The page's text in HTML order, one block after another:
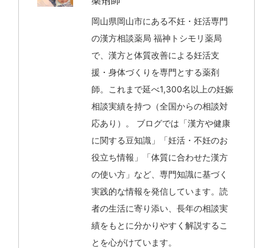
岡山県岡山市にある不妊・妊活専門
の漢方相談薬局 福神トシモリ薬局
で、漢方と体質改善による妊活支
援・身体づくりを専門とする薬剤
師。これまで延べ1,300名以上の妊娠
相談実績を持つ（全国からの相談対
応あり）。 ブログでは「漢方や健康
に関する豆知識」「妊活・不妊のお
役立ち情報」「体質に合わせた漢方
の使い方」など、専門知識に基づく
実践的な情報を発信しています。読
者の生活に寄り添い、長年の相談実
績をもとに分かりやすく解説するこ
とを心がけています。